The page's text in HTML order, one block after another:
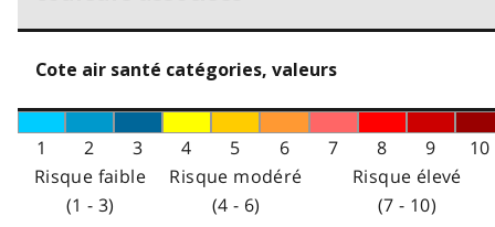
Cote air santé catégories, valeurs
1 2 3 4 5 6 7 8 9
10
Risque faible
(1 - 3)
Risque modéré
(4 - 6)
Risque élevé
(7 - 10)